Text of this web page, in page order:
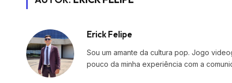
Erick Felipe
Sou um amante da cultura pop. Jogo
pouco da minha experiência com a